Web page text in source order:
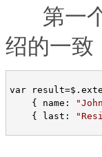
第一个
绍的一致
var result=
    { name:
"John
    { last:
"